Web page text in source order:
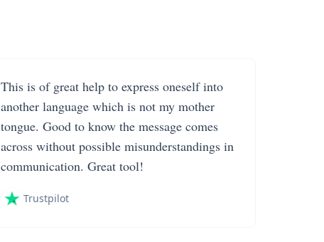
This is of great help to express oneself into
another language which is not my mother
tongue. Good to know the message comes
across without possible misunderstandings in
communication. Great tool!
Trustpilot